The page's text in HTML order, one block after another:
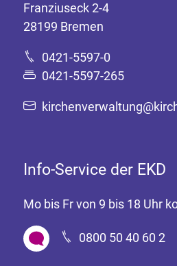
Franziuseck 2-4
28199 Bremen
0421-5597-0
0421-5597-265
Info-Service der EKD
Mo bis Fr von 9 bis 18 Uhr
0800 50 40 60 2